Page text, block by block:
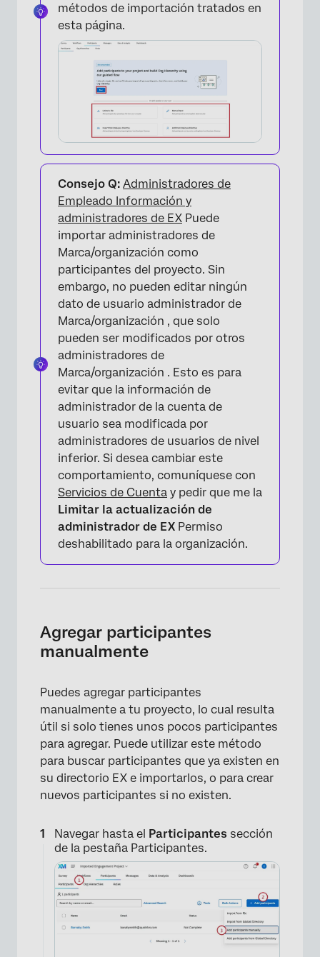
×
métodos de importación tratados en
esta página.
Consejo Q: Administradores de
Empleado Información y
administradores de EX Puede
importar administradores de
Marca/organización como
participantes del proyecto. Sin
embargo, no pueden editar ningún
dato de usuario administrador de
Marca/organización , que solo
pueden ser modificados por otros
administradores de
Marca/organización . Esto es para
evitar que la información de
administrador de la cuenta de
usuario sea modificada por
administradores de usuarios de nivel
inferior. Si desea cambiar este
comportamiento, comuníquese con
Servicios de Cuenta y pedir que me la
Limitar la actualización de
administrador de EX Permiso
deshabilitado para la organización.
Agregar participantes
manualmente
Puedes agregar participantes
manualmente a tu proyecto, lo cual resulta
útil si solo tienes unos pocos participantes
para agregar. Puede utilizar este método
para buscar participantes que ya existen en
su directorio EX e importarlos, o para crear
nuevos participantes si no existen.
Navegar hasta el Participantes sección
de la pestaña Participantes.